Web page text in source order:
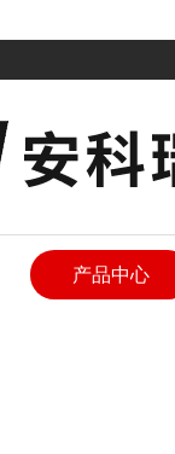
产品中心